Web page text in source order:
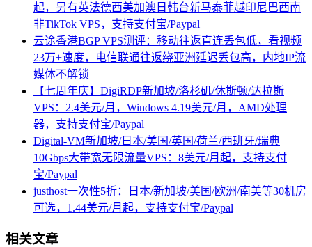
起，另有英法德西美加澳日韩台新马泰菲越印尼巴西南
非TikTok VPS，支持支付宝/Paypal
云途香港BGP VPS测评：移动往返直连丢包低，看视频
23万+速度，电信联通往返绕亚洲延迟丢包高，内地IP流
媒体不解锁
【七周年庆】DigiRDP新加坡/洛杉矶/休斯顿/达拉斯
VPS：2.4美元/月，Windows 4.19美元/月，AMD处理
器，支持支付宝/Paypal
Digital-VM新加坡/日本/美国/英国/荷兰/西班牙/瑞典
10Gbps大带宽无限流量VPS：8美元/月起，支持支付
宝/Paypal
justhost一次性5折：日本/新加坡/美国/欧洲/南美等30机房
可选，1.44美元/月起，支持支付宝/Paypal
相关文章